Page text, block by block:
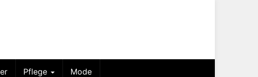
Pflege Mode